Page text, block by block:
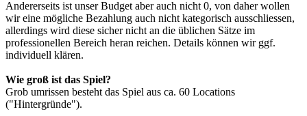
Andererseits ist unser Budget aber auch nicht 0, von daher wollen
wir eine mögliche Bezahlung auch nicht kategorisch ausschliessen,
allerdings wird diese sicher nicht an die üblichen Sätze im
professionellen Bereich heran reichen. Details können wir ggf.
individuell klären.
Wie groß ist das Spiel?
Grob umrissen besteht das Spiel aus ca. 60 Locations
("Hintergründe").